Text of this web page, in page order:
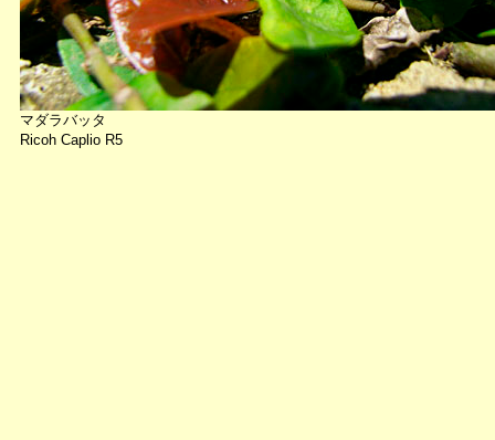
マダラバッタ
Ricoh Caplio R5